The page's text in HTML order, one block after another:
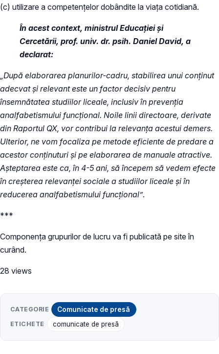
(c) utilizare a competențelor dobândite la viața cotidiană.
În acest context, ministrul Educației și
Cercetării, prof. univ. dr. psih. Daniel David, a
declarat:
„După elaborarea planurilor-cadru, stabilirea unui conținut
adecvat și relevant este un factor decisiv pentru
însemnătatea studiilor liceale, inclusiv în prevenția
analfabetismului funcțional. Noile linii directoare, derivate
din Raportul QX, vor contribui la relevanța acestui demers.
Ulterior, ne vom focaliza pe metode eficiente de predare a
acestor conținuturi și pe elaborarea de manuale atractive.
Așteptarea este ca, în 4-5 ani, să începem să vedem efecte
în creșterea relevanței sociale a studiilor liceale și în
reducerea analfabetismului funcțional”.
***
Componența grupurilor de lucru va fi publicată pe site în
curând.
28 views
CATEGORIE Comunicate de presă
ETICHETE comunicate de presă